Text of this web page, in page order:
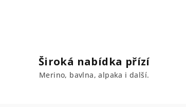
Široká nabídka přízí
Merino, bavlna, alpaka i další.